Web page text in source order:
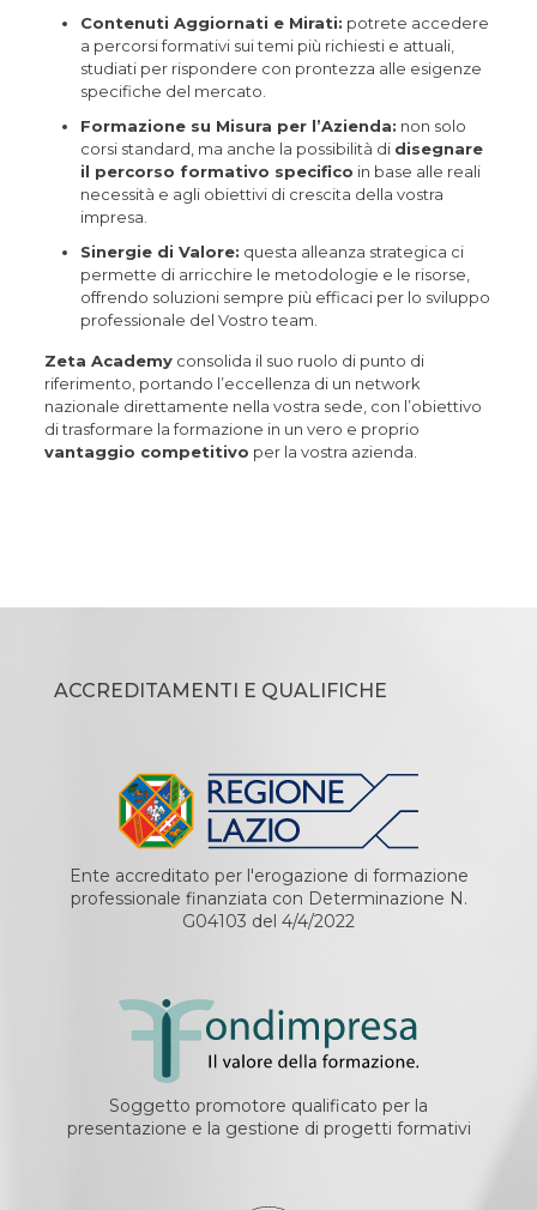
Contenuti Aggiornati e Mirati: potrete accedere
a percorsi formativi sui temi più richiesti e attuali,
studiati per rispondere con prontezza alle esigenze
specifiche del mercato.
Formazione su Misura per l’Azienda: non solo
corsi standard, ma anche la possibilità di disegnare
il percorso formativo specifico in base alle reali
necessità e agli obiettivi di crescita della vostra
impresa.
Sinergie di Valore: questa alleanza strategica ci
permette di arricchire le metodologie e le risorse,
offrendo soluzioni sempre più efficaci per lo sviluppo
professionale del Vostro team.
Zeta Academyconsolida il suo ruolo di punto di
riferimento, portando l’eccellenza di un network
nazionale direttamente nella vostra sede, con l’obiettivo
di trasformare la formazione in un vero e proprio
vantaggio competitivo per la vostra azienda.
ACCREDITAMENTI E QUALIFICHE
Ente accreditato per l'erogazione di formazione
professionale finanziata con Determinazione N.
G04103 del 4/4/2022
Soggetto promotore qualificato per la
presentazione e la gestione di progetti formativi